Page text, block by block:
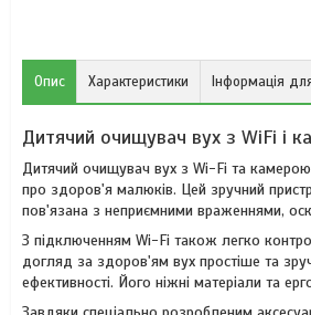
Опис Характеристики Інформація
Дитячий очищувач вух з WiFi і
Дитячий очищувач вух з Wi-Fi та камерою
про здоров'я малюків. Цей зручний
пов'язана з неприємними враженнями,
З підключенням Wi-Fi також легко
догляд за здоров'ям вух простіше та
ефективності. Його ніжні матеріали та